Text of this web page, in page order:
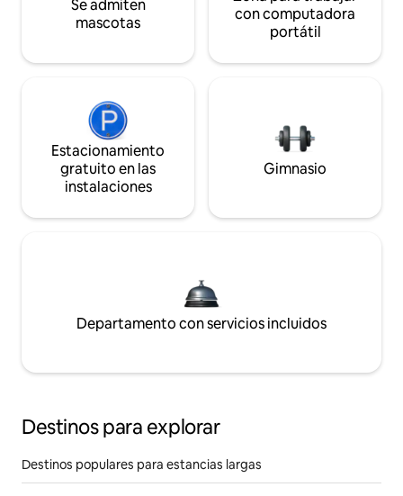
Se admiten
mascotas
con computadora
portátil
Estacionamiento
gratuito en las
instalaciones
Gimnasio
Departamento con servicios incluidos
Destinos para explorar
Destinos populares para estancias largas